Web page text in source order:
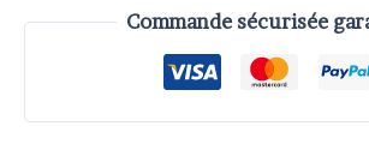
Commande sécurisée